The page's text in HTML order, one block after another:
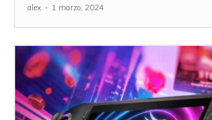
alex - 1 marzo, 2024